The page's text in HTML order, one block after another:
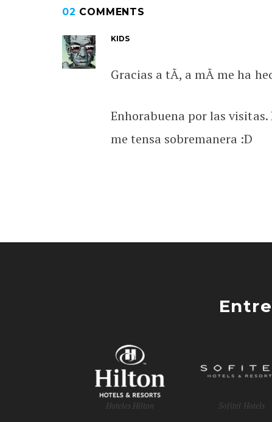
02 COMMENTS
KIDS
Gracias a tÃ­, a mÃ­ me ha
Enhorabuena por las
me tensa sobremanera :D
Hoteles Hilton Sofitel Hotels